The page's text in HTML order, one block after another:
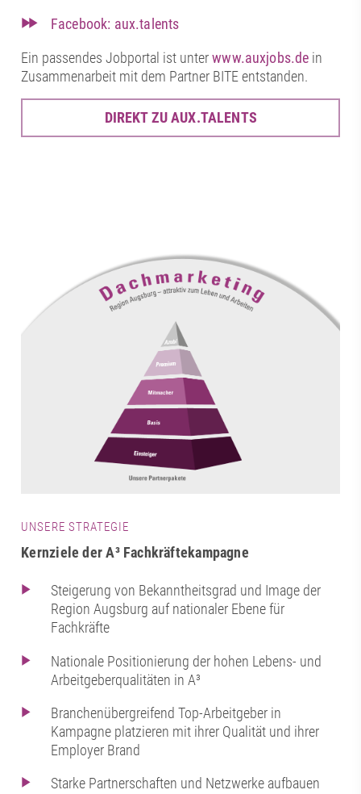
Facebook: aux.talents
Ein passendes Jobportal ist unterwww.auxjobs.de in
Zusammenarbeit mit dem Partner BITE entstanden.
DIREKT ZU AUX.TALENTS
UNSERE STRATEGIE
Kernziele der A³ Fachkräftekampagne
Steigerung von Bekanntheitsgrad und Image der
Region Augsburg auf nationaler Ebene für
Fachkräfte
Nationale Positionierung der hohen Lebens- und
Arbeitgeberqualitäten in A³
Branchenübergreifend Top-Arbeitgeber in
Kampagne platzieren mit ihrer Qualität und ihrer
Employer Brand
Starke Partnerschaften und Netzwerke aufbauen